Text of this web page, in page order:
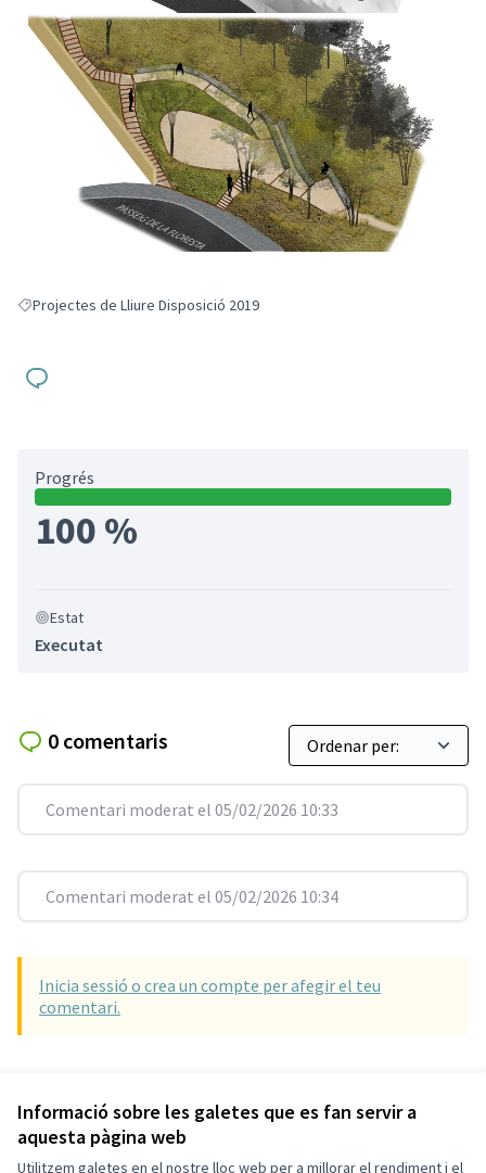
Informació sobre les galetes que es fan servir a
aquesta pàgina web
Utilitzem galetes en el nostre lloc web per a millorar el rendiment i el
Resultats en filtrar per: Projectes de Lliure Disposició 2019
Projectes de Lliure Disposició 2019
Progrés
100 %
Estat
Executat
0 comentaris
Comentari moderat el 05/02/2026 10:33
Comentari moderat el 05/02/2026 10:34
Inicia sessió o crea un compte per afegir el teu
comentari.
Versió 8(de 8) veure altres versions